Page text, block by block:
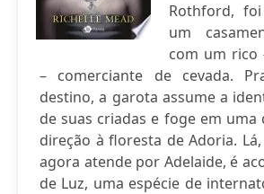
Rothford,
um
com um rico
– comerciante de cevada.
destino, a garota assume a
de suas criadas e foge em uma
direção à floresta de Adoria.
agora atende por Adelaide, é
de Luz, uma espécie de